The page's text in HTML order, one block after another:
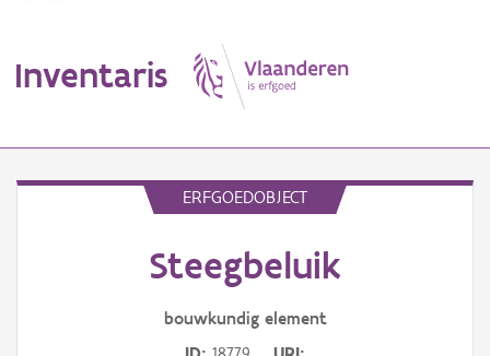
Inventaris
ERFGOEDOBJECT
Steegbeluik
bouwkundig element